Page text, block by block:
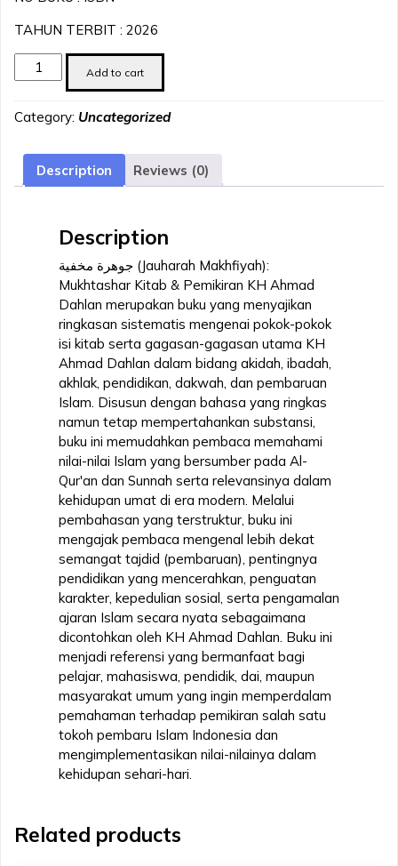
TAHUN TERBIT : 2026
جوهرة
مخفية
MAKHFIYAH)
KITAB
AHMAD
quantity
Add to cart
Category: Uncategorized
Description Reviews (0)
Description
جوهرة مخفية (Jauharah Makhfiyah):
Mukhtashar Kitab & Pemikiran KH Ahmad
Dahlan merupakan buku yang menyajikan
ringkasan sistematis mengenai pokok-pokok
isi kitab serta gagasan-gagasan utama KH
Ahmad Dahlan dalam bidang akidah, ibadah,
akhlak, pendidikan, dakwah, dan pembaruan
Islam. Disusun dengan bahasa yang ringkas
namun tetap mempertahankan substansi,
buku ini memudahkan pembaca memahami
nilai-nilai Islam yang bersumber pada Al-
Qur'an dan Sunnah serta relevansinya dalam
kehidupan umat di era modern. Melalui
pembahasan yang terstruktur, buku ini
mengajak pembaca mengenal lebih dekat
semangat tajdid (pembaruan), pentingnya
pendidikan yang mencerahkan, penguatan
karakter, kepedulian sosial, serta pengamalan
ajaran Islam secara nyata sebagaimana
dicontohkan oleh KH Ahmad Dahlan. Buku ini
menjadi referensi yang bermanfaat bagi
pelajar, mahasiswa, pendidik, dai, maupun
masyarakat umum yang ingin memperdalam
pemahaman terhadap pemikiran salah satu
tokoh pembaru Islam Indonesia dan
mengimplementasikan nilai-nilainya dalam
kehidupan sehari-hari.
Related products